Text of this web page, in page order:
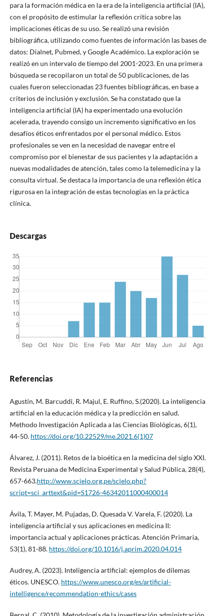
para la formación médica en la era de la inteligencia artificial (IA),
con el propósito de estimular la reflexión crítica sobre las
implicaciones éticas de su uso. Se realizó una revisión
bibliográfica, utilizando como fuentes de información las bases de
datos: Dialnet, Pubmed, y Google Académico. La exploración se
realizó en un intervalo de tiempo del 2001-2023. En una primera
búsqueda se recopilaron un total de 50 publicaciones, de las
cuales fueron seleccionadas 23 fuentes bibliográficas, en base a
criterios de inclusión y exclusión. Se ha constatado que la
inteligencia artificial (IA) ha experimentado una evolución
acelerada, trayendo consigo un incremento significativo en los
desafíos éticos enfrentados por el personal médico. Estos
profesionales se ven en la necesidad de navegar entre el
compromiso por el bienestar de sus pacientes y la adaptación a
nuevas modalidades de atención, tales como la telemedicina y la
consulta virtual. Se destaca la importancia de una reflexión ética
rigurosa en la integración de estas tecnologías en la práctica
clínica.
Descargas
Referencias
Agustín, M. Barcuddi, R. Majul, E. Ruffino, S.(2020). La inteligencia
artificial en la educación médica y la predicción en salud.
Methodo Investigación Aplicada a las Ciencias Biológicas, 6(1),
44-50. https://doi.org/10.22529/me.2021.6(1)07
Álvarez, J. (2011). Retos de la bioética en la medicina del siglo XXI.
Revista Peruana de Medicina Experimental y Salud Pública, 28(4),
657-663.http://www.scielo.org.pe/scielo.php?
script=sci_arttext&pid=S1726-46342011000400014
Ávila, T. Mayer, M. Pujadas, D. Quesada V. Varela, F. (2020). La
inteligencia artificial y sus aplicaciones en medicina II:
importancia actual y aplicaciones prácticas. Atención Primaria,
53(1), 81-88. https://doi.org/10.1016/j.aprim.2020.04.014
Audrey, A. (2023). Inteligencia artificial: ejemplos de dilemas
éticos. UNESCO. https://www.unesco.org/es/artificial-
intelligence/recommendation-ethics/cases